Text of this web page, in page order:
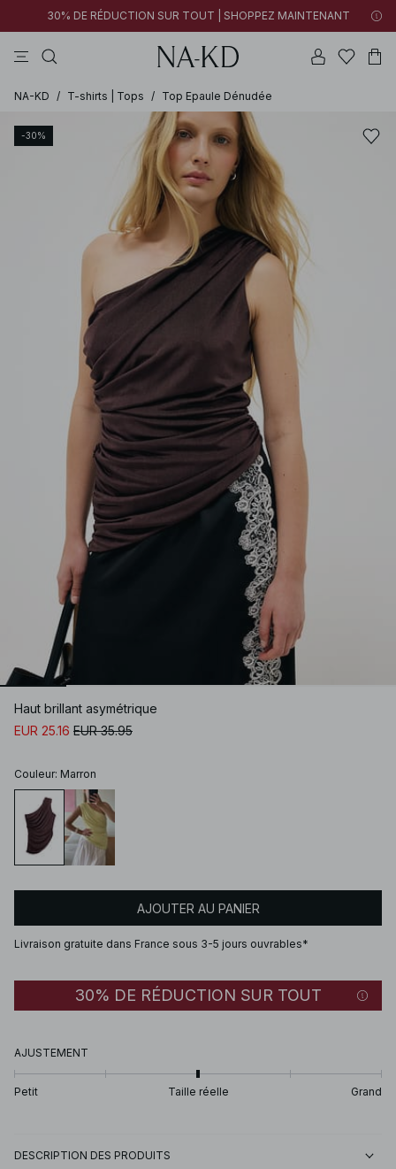
30% DE RÉDUCTION SUR TOUT | SHOPPEZ MAINTENANT
NA-KD / T-shirts | Tops / Top Epaule Dénudée
-30%
Haut brillant asymétrique
EUR 25.16 EUR 35.95
Couleur: Marron
AJOUTER AU PANIER
Livraison gratuite dans France sous 3-5 jours ouvrables*
30% DE RÉDUCTION SUR TOUT
AJUSTEMENT
Petit Taille réelle Grand
DESCRIPTION DES PRODUITS